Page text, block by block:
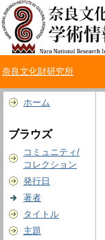
奈良文化財研究所
ホーム
ブラウズ
コミュニティ/
コレクション
発行日
著者
タイトル
主題